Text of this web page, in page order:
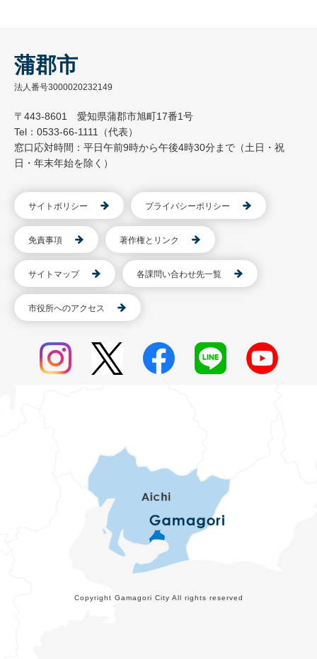
蒲郡市
法人番号3000020232149
〒443-8601 愛知県蒲郡市旭町17番1号
Tel：0533-66-1111（代表）
窓口応対時間：平日午前9時から午後4時30分まで（土日・祝
日・年末年始を除く）
サイトポリシー プライバシーポリシー
免責事項 著作権とリンク
サイトマップ 各課問い合わせ先一覧
市役所へのアクセス
Copyright Gamagori City All rights reserved